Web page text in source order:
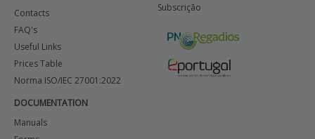
Contacts
FAQ's
Useful Links
Prices Table
Norma ISO/IEC 27001:2022
DOCUMENTATION
Manuals
Subscrição